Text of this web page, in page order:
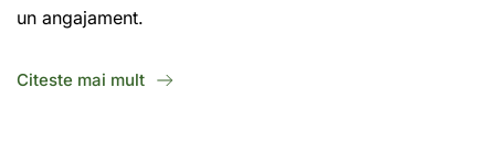
un angajament.
Citeste mai mult